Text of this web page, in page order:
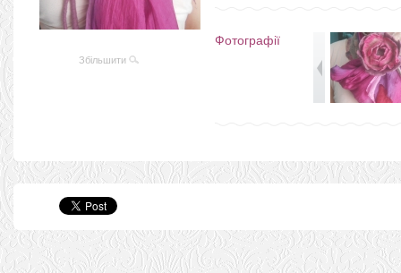
Збільшити
Фотографії